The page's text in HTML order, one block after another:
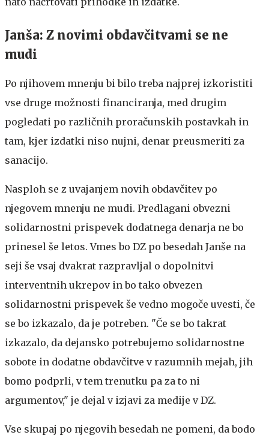
Janša: Z novimi obdavčitvami se ne
mudi
Po njihovem mnenju bi bilo treba najprej izkoristiti
vse druge možnosti financiranja, med drugim
pogledati po različnih proračunskih postavkah in
tam, kjer izdatki niso nujni, denar preusmeriti za
sanacijo.
Nasploh se z uvajanjem novih obdavčitev po
njegovem mnenju ne mudi. Predlagani obvezni
solidarnostni prispevek dodatnega denarja ne bo
prinesel še letos. Vmes bo DZ po besedah Janše na
seji še vsaj dvakrat razpravljal o dopolnitvi
interventnih ukrepov in bo tako obvezen
solidarnostni prispevek še vedno mogoče uvesti, če
se bo izkazalo, da je potreben. "Če se bo takrat
izkazalo, da dejansko potrebujemo solidarnostne
sobote in dodatne obdavčitve v razumnih mejah, jih
bomo podprli, v tem trenutku pa za to ni
argumentov," je dejal v izjavi za medije v DZ.
Vse skupaj po njegovih besedah ne pomeni, da bodo